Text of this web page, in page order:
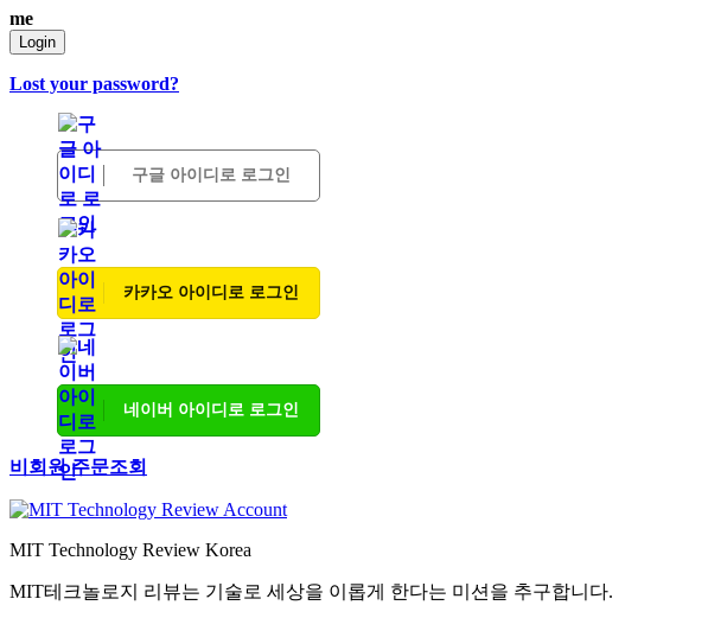
me
Login
Lost your password?
구글 아이디로 로그인
카카오 아이디로 로그인
네이버 아이디로 로그인
비회원 주문조회
MIT Technology Review Korea
MIT테크놀로지 리뷰는 기술로 세상을 이롭게 한다는 미션을 추구합니다.